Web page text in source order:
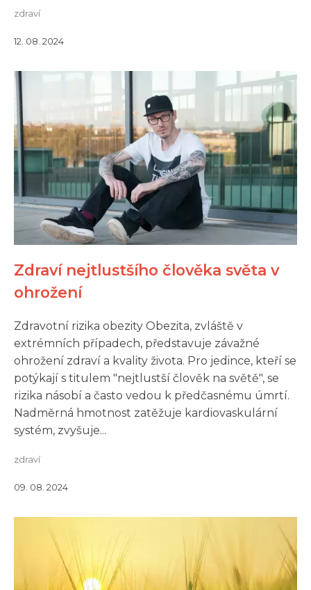
zdraví
12. 08. 2024
Zdraví nejtlustšího člověka světa v
ohrožení
Zdravotní rizika obezity Obezita, zvláště v
extrémních případech, představuje závažné
ohrožení zdraví a kvality života. Pro jedince, kteří se
potýkají s titulem "nejtlustší člověk na světě", se
rizika násobí a často vedou k předčasnému úmrtí.
Nadměrná hmotnost zatěžuje kardiovaskulární
systém, zvyšuje...
zdraví
09. 08. 2024